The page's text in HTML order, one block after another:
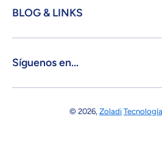
BLOG & LINKS
Síguenos en...
© 2026,Zoladi